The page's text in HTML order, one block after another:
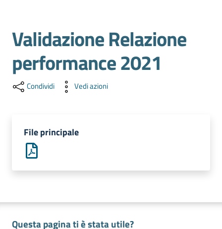
Promuovere
Impresa
e
territorio
Impresa
Consumatore
Digitale
Validazione Relazione
performance 2021
Condividi Vedi azioni
File principale
Questa pagina ti è stata utile?